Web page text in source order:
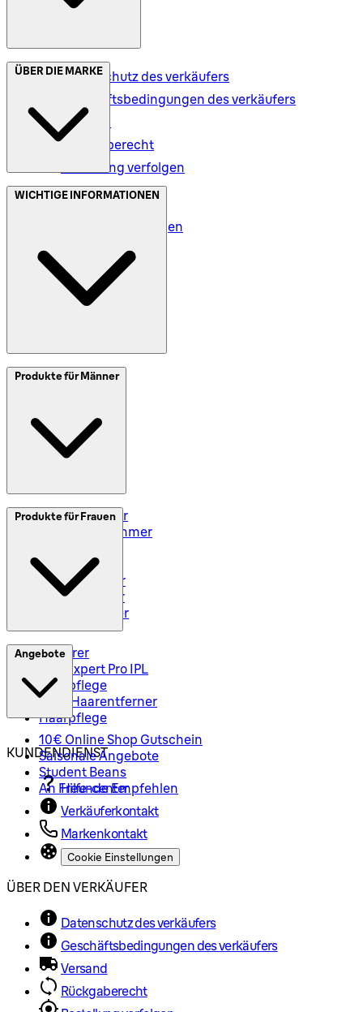
Datenschutz des verkäufers
Geschäftsbedingungen des verkäufers
Versand
Rückgaberecht
Bestellung verfolgen
ÜBER DIE MARKE
Datenschutz (DE)
Geschäftsbedingungen
Meine Daten (AT)
WICHTIGE INFORMATIONEN
SplitIt
Produkte für Männer
Elektrorasierer
Styler und Trimmer
Rasiersets
Rasierzubehör
Body Groomer
Haarschneider
Produkte für Frauen
Epilierer
Silk-Expert Pro IPL
Hautpflege
Mini-Haarentferner
Haarpflege
Angebote
10€ Online Shop Gutschein
Saisonale Angebote
Student Beans
An Freunde Empfehlen
KUNDENDIENST
Hilfe-center
Verkäuferkontakt
Markenkontakt
Cookie Einstellungen
ÜBER DEN VERKÄUFER
Datenschutz des verkäufers
Geschäftsbedingungen des verkäufers
Versand
Rückgaberecht